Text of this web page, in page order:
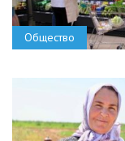
Общество